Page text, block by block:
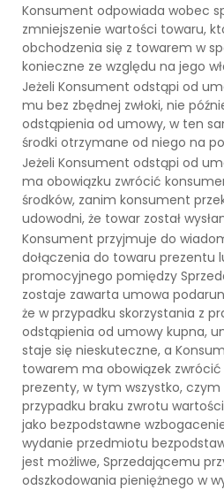
Konsument odpowiada wobec
zmniejszenie wartości towaru,
obchodzenia się z towarem w
konieczne ze względu na jego
Jeżeli Konsument odstąpi od
mu bez zbędnej zwłoki, nie
odstąpienia od umowy, w ten
środki otrzymane od niego na
Jeżeli Konsument odstąpi od
ma obowiązku zwrócić
środków, zanim konsument
udowodni, że towar został
Konsument przyjmuje do
dołączenia do towaru prezentu
promocyjnego pomiędzy
zostaje zawarta umowa
że w przypadku skorzystania z
odstąpienia od umowy kupna,
staje się nieskuteczne, a
towarem ma obowiązek zwrócić
prezenty, w tym wszystko, czym
przypadku braku zwrotu
jako bezpodstawne
wydanie przedmiotu
jest możliwe, Sprzedającemu
odszkodowania pieniężnego w